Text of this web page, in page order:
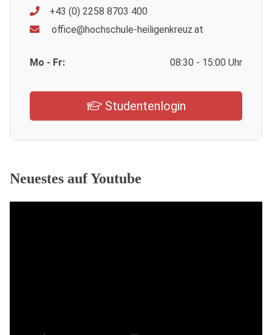
+43 (0) 2258 8703 400
office@hochschule-heiligenkreuz.at
Mo - Fr: 08:30 - 15:00 Uhr
Studentenlogin
Neuestes auf Youtube